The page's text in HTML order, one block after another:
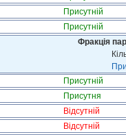
Присутній
Присутній
Фракція
Присутній
Присутня
Відсутній
Відсутній